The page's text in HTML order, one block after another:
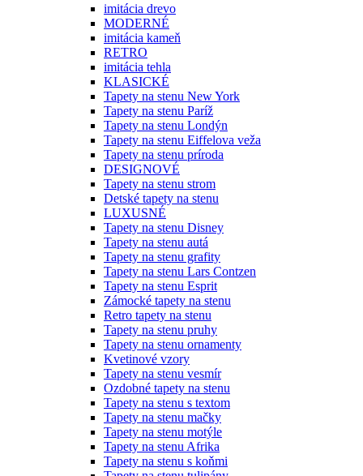
imitácia drevo
MODERNÉ
imitácia kameň
RETRO
imitácia tehla
KLASICKÉ
Tapety na stenu New York
Tapety na stenu Paríž
Tapety na stenu Londýn
Tapety na stenu Eiffelova veža
Tapety na stenu príroda
DESIGNOVÉ
Tapety na stenu strom
Detské tapety na stenu
LUXUSNÉ
Tapety na stenu Disney
Tapety na stenu autá
Tapety na stenu grafity
Tapety na stenu Lars Contzen
Tapety na stenu Esprit
Zámocké tapety na stenu
Retro tapety na stenu
Tapety na stenu pruhy
Tapety na stenu ornamenty
Kvetinové vzory
Tapety na stenu vesmír
Ozdobné tapety na stenu
Tapety na stenu s textom
Tapety na stenu mačky
Tapety na stenu motýle
Tapety na stenu Afrika
Tapety na stenu s koňmi